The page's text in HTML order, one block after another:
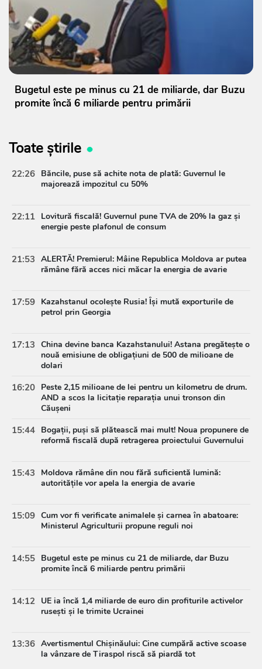
Bugetul este pe minus cu 21 de miliarde, dar Buzu
promite încă 6 miliarde pentru primării
Toate știrile
22:26 Băncile, puse să achite nota de plată: Guvernul le
majorează impozitul cu 50%
22:11 Lovitură fiscală! Guvernul pune TVA de 20% la gaz și
energie peste plafonul de consum
21:53 ALERTĂ! Premierul: Mâine Republica Moldova ar putea
rămâne fără acces nici măcar la energia de avarie
17:59 Kazahstanul ocolește Rusia! Își mută exporturile de
petrol prin Georgia
17:13 China devine banca Kazahstanului! Astana pregătește o
nouă emisiune de obligațiuni de 500 de milioane de
dolari
16:20 Peste 2,15 milioane de lei pentru un kilometru de drum.
AND a scos la licitație reparația unui tronson din
Căușeni
15:44 Bogații, puși să plătească mai mult! Noua propunere de
reformă fiscală după retragerea proiectului Guvernului
15:43
Moldova rămâne din nou fără suficientă lumină:
autoritățile vor apela la energia de avarie
15:09 Cum vor fi verificate animalele și carnea în abatoare:
Ministerul Agriculturii propune reguli noi
14:55 Bugetul este pe minus cu 21 de miliarde, dar Buzu
promite încă 6 miliarde pentru primării
14:12 UE ia încă 1,4 miliarde de euro din profiturile activelor
rusești și le trimite Ucrainei
13:36 Avertismentul Chișinăului: Cine cumpără active scoase
la vânzare de Tiraspol riscă să piardă tot